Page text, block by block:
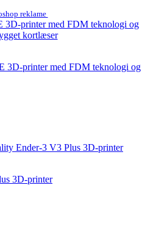
reklame
3D-printer med FDM teknologi og
3D-printer